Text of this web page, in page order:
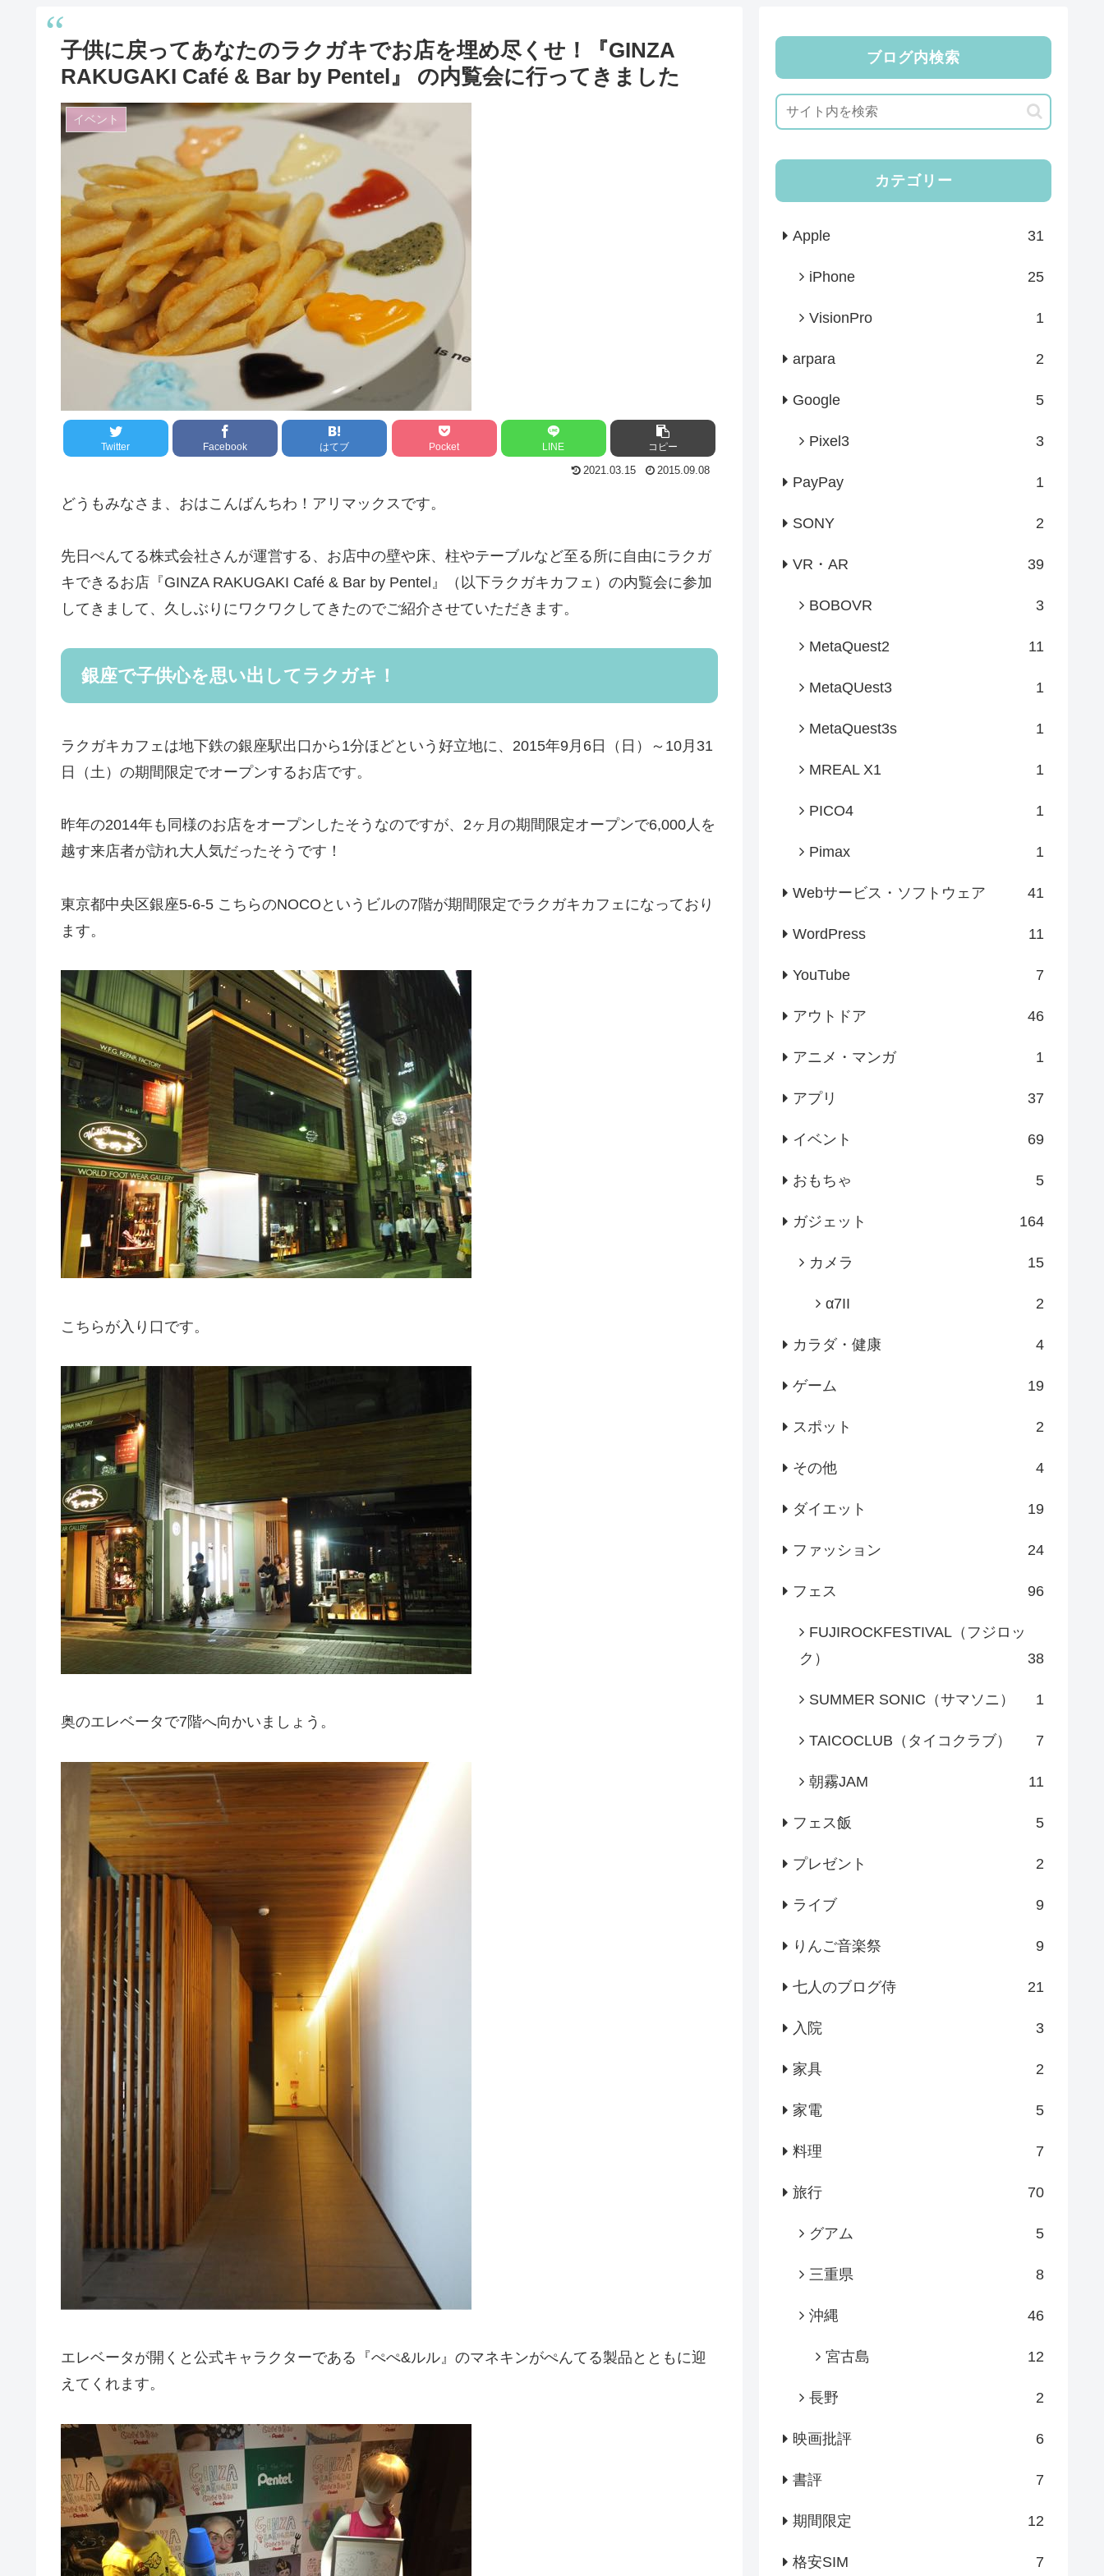
子供に戻ってあなたのラクガキでお店を埋め尽くせ！『GINZA
RAKUGAKI Café & Bar by Pentel』 の内覧会に行ってきました
イベント
Twitter Facebook はてブ Pocket LINE コピー
2021.03.15 2015.09.08
どうもみなさま、おはこんばんちわ！アリマックスです。
先日ぺんてる株式会社さんが運営する、お店中の壁や床、柱やテーブルなど至る所に自由にラクガ
キできるお店『GINZA RAKUGAKI Café & Bar by Pentel』（以下ラクガキカフェ）の内覧会に参加
してきまして、久しぶりにワクワクしてきたのでご紹介させていただきます。
銀座で子供心を思い出してラクガキ！
ラクガキカフェは地下鉄の銀座駅出口から1分ほどという好立地に、2015年9月6日（日）～10月31
日（土）の期間限定でオープンするお店です。
昨年の2014年も同様のお店をオープンしたそうなのですが、2ヶ月の期間限定オープンで6,000人を
越す来店者が訪れ大人気だったそうです！
東京都中央区銀座5-6-5 こちらのNOCOというビルの7階が期間限定でラクガキカフェになっており
ます。
こちらが入り口です。
奥のエレベータで7階へ向かいましょう。
エレベータが開くと公式キャラクターである『ぺぺ&ルル』のマネキンがぺんてる製品とともに迎
えてくれます。
ブログ内検索
カテゴリー
Apple 31
iPhone 25
VisionPro 1
arpara 2
Google 5
Pixel3 3
PayPay 1
SONY 2
VR・AR 39
BOBOVR 3
MetaQuest2 11
MetaQUest3 1
MetaQuest3s 1
MREAL X1 1
PICO4 1
Pimax 1
Webサービス・ソフトウェア 41
WordPress 11
YouTube 7
アウトドア 46
アニメ・マンガ 1
アプリ 37
イベント 69
おもちゃ 5
ガジェット 164
カメラ 15
α7II 2
カラダ・健康 4
ゲーム 19
スポット 2
その他 4
ダイエット 19
ファッション 24
フェス 96
FUJIROCKFESTIVAL（フジロッ
ク）
38
SUMMER SONIC（サマソニ） 1
TAICOCLUB（タイコクラブ） 7
朝霧JAM 11
フェス飯 5
プレゼント 2
ライブ 9
りんご音楽祭 9
七人のブログ侍 21
入院 3
家具 2
家電 5
料理 7
旅行 70
グアム 5
三重県 8
沖縄 46
宮古島 12
長野 2
映画批評 6
書評 7
期間限定 12
格安SIM 7